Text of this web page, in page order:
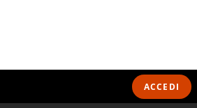
ACCEDI